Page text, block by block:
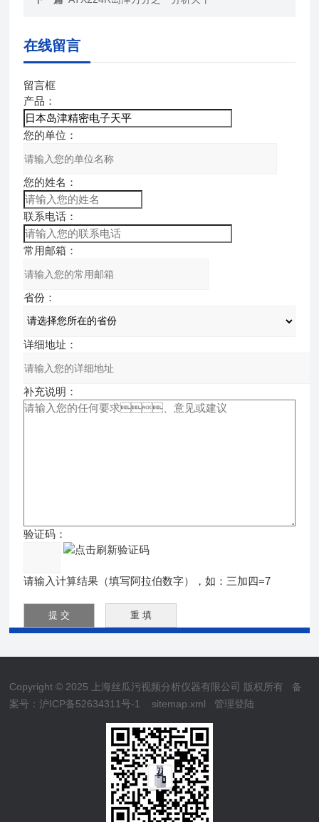
在线留言
留言框
产品：
您的单位：
您的姓名：
联系电话：
常用邮箱：
省份：
详细地址：
补充说明：
验证码：
请输入计算结果（填写阿拉伯数字），如：三加四=7
Copyright © 2025 上海丝瓜污视频分析仪器有限公司 版权所有 备
案号：沪ICP备52634311号-1
sitemap.xml 管理登陆